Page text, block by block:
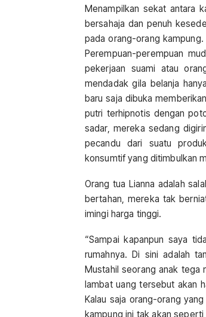
Menampilkan sekat antara
bersahaja dan penuh
pada orang-orang
Perempuan-perempuan
pekerjaan suami atau
mendadak gila belanja
baru saja dibuka
putri terhipnotis dengan
sadar, mereka sedang
pecandu dari suatu
konsumtif yang ditimbulkan
Orang tua Lianna adalah
bertahan, mereka tak
imingi harga tinggi.
“Sampai kapanpun saya
rumahnya. Di sini adalah
Mustahil seorang anak tega
lambat uang tersebut akan
Kalau saja orang-orang
kampung ini tak akan